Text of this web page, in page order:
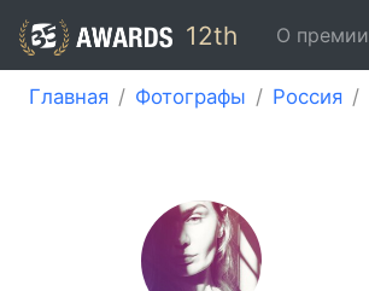
12th О премии
Главная Фотографы Россия